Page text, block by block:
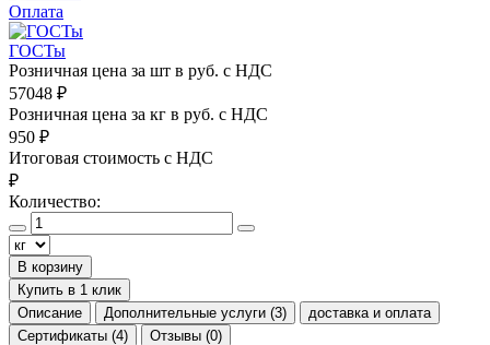
Оплата
ГОСТы
Розничная цена за шт в руб. с НДС
57048 ₽
Розничная цена за кг в руб. с НДС
950 ₽
Итоговая стоимость с НДС
₽
Количество:
В корзину
Купить в 1 клик
Описание
Дополнительные услуги (3)
доставка и оплата
Сертификаты (4)
Отзывы (0)